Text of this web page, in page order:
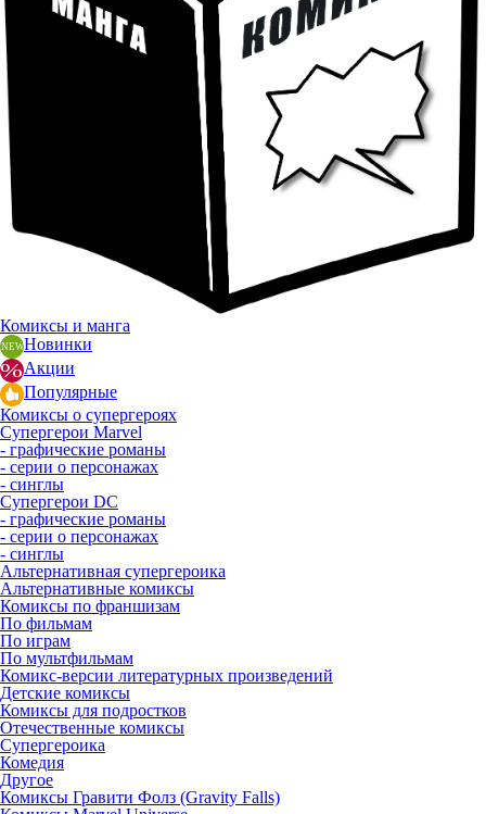
Комиксы и манга
Новинки
Акции
Популярные
Комиксы о супергероях
Супергерои Marvel
- графические романы
- серии о персонажах
- синглы
Супергерои DC
- графические романы
- серии о персонажах
- синглы
Альтернативная супергероика
Альтернативные комиксы
Комиксы по франшизам
По фильмам
По играм
По мультфильмам
Комикс-версии литературных произведений
Детские комиксы
Комиксы для подростков
Отечественные комиксы
Супергероика
Комедия
Другое
Комиксы Гравити Фолз (Gravity Falls)